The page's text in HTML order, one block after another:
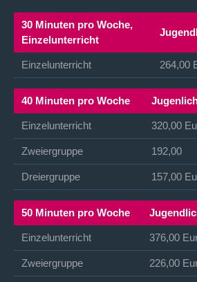
30 Minuten pro Woche,
Einzelunterricht
Einzelunterricht 264,00
40 Minuten pro Woche
Einzelunterricht 320,00
Zweiergruppe 192,00
Dreiergruppe 157,00
50 Minuten pro Woche
Einzelunterricht 376,00
Zweiergruppe 226,00